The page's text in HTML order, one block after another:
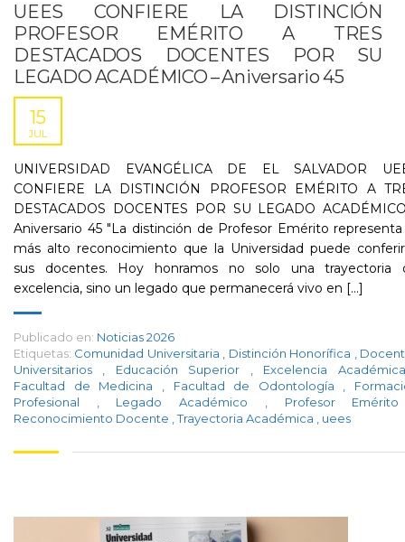
UEES CONFIERE LA DISTINCIÓN
PROFESOR EMÉRITO A TRES
DESTACADOS DOCENTES POR SU
LEGADO ACADÉMICO – Aniversario 45
15
JUL
UNIVERSIDAD EVANGÉLICA DE EL SALVADOR
CONFIERE LA DISTINCIÓN PROFESOR EMÉRITO A
DESTACADOS DOCENTES POR SU LEGADO
Aniversario 45 "La distinción de Profesor Emérito
más alto reconocimiento que la Universidad puede
sus docentes. Hoy honramos no solo una trayectoria
excelencia, sino un legado que permanecerá vivo en [...]
Publicado en: Noticias 2026
Etiquetas: Comunidad Universitaria Distinción Honorífica
Universitarios
Educación Superior
Excelencia
Facultad de Medicina
Facultad de Odontología
Profesional
Legado Académico
Profesor
Reconocimiento Docente
Trayectoria Académica uees